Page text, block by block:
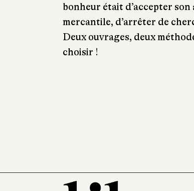
bonheur était d’accepter
mercantile, d’arrêter de
Deux ouvrages, deux
choisir !